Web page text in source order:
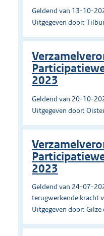
Geldend van 13-10-
Uitgegeven door:
2023
Geldend van 20-10-
Uitgegeven door:
2023
Geldend van 24-07-
terugwerkende kracht
Uitgegeven door: Gilze